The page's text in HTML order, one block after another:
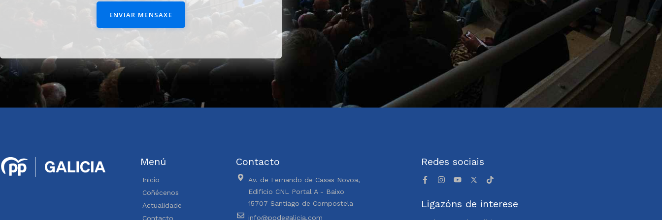
ENVIAR MENSAXE
Menú
Inicio
Coñécenos
Actualidade
Contacto
Contacto
Av. de Fernando de Casas Novoa,
Edificio CNL Portal A - Baixo
15707 Santiago de Compostela
info@ppdegalicia.com
Redes sociais
Ligazóns de interese